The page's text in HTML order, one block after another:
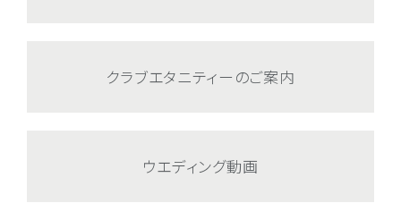
クラブエタニティーのご案内
ウエディング動画